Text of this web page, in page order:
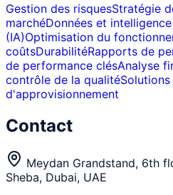
Gestion des risquesStratégie
marchéDonnées et
(IA)Optimisation du
coûtsDurabilitéRapports de
de performance clésAnalyse
contrôle de la qualité
d'approvisionnement
Contact
Meydan Grandstand, 6th
Sheba, Dubai, UAE